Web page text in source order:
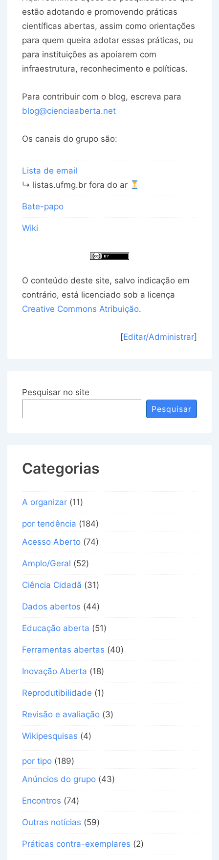
estão adotando e promovendo práticas
científicas abertas, assim como orientações
para quem queira adotar essas práticas, ou
para instituições as apoiarem com
infraestrutura, reconhecimento e políticas.
Para contribuir com o blog, escreva para
blog@cienciaaberta.net
Os canais do grupo são:
Lista de email
↳ listas.ufmg.br fora do ar
Bate-papo
Wiki
O conteúdo deste site, salvo indicação em
contrário, está licenciado sob a licença
Creative Commons Atribuição.
[Editar/Administrar]
Pesquisar no site
Pesquisar
Categorias
A organizar (11)
por tendência (184)
Acesso Aberto (74)
Amplo/Geral (52)
Ciência Cidadã (31)
Dados abertos (44)
Educação aberta (51)
Ferramentas abertas (40)
Inovação Aberta (18)
Reprodutibilidade (1)
Revisão e avaliação (3)
Wikipesquisas (4)
por tipo (189)
Anúncios do grupo (43)
Encontros (74)
Outras notícias (59)
Práticas contra-exemplares (2)